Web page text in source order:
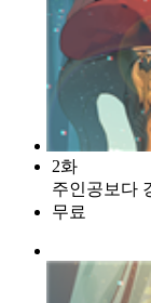
2화
주인공보다
무료